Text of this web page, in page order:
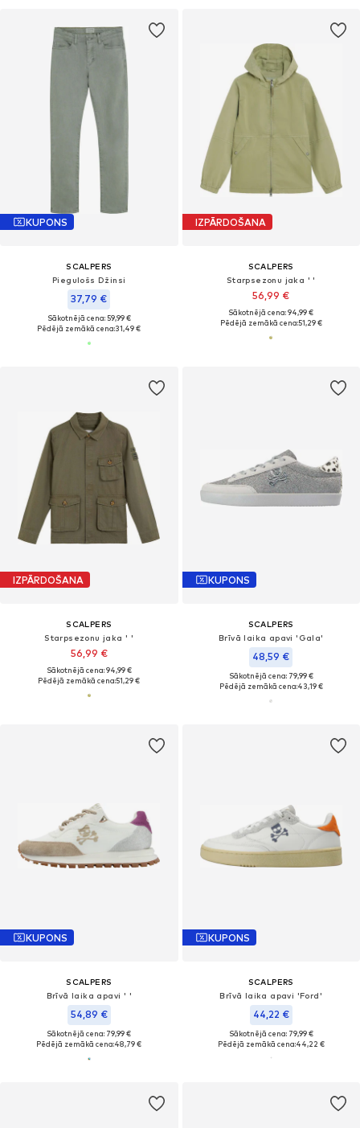
KUPONS
SCALPERS
Piegulošs Džinsi
37,79 €
Sākotnējā cena: 59,99 €
Pēdējā zemākā cena:31,49 €
IZPĀRDOŠANA
SCALPERS
Starpsezonu jaka ' '
56,99 €
Sākotnējā cena: 94,99 €
Pēdējā zemākā cena:51,29 €
IZPĀRDOŠANA
SCALPERS
Starpsezonu jaka ' '
56,99 €
Sākotnējā cena: 94,99 €
Pēdējā zemākā cena:51,29 €
KUPONS
SCALPERS
Brīvā laika apavi 'Gala'
48,59 €
Sākotnējā cena: 79,99 €
Pēdējā zemākā cena:43,19 €
KUPONS
SCALPERS
Brīvā laika apavi ' '
54,89 €
Sākotnējā cena: 79,99 €
Pēdējā zemākā cena:48,79 €
KUPONS
SCALPERS
Brīvā laika apavi 'Ford'
44,22 €
Sākotnējā cena: 79,99 €
Pēdējā zemākā cena:44,22 €